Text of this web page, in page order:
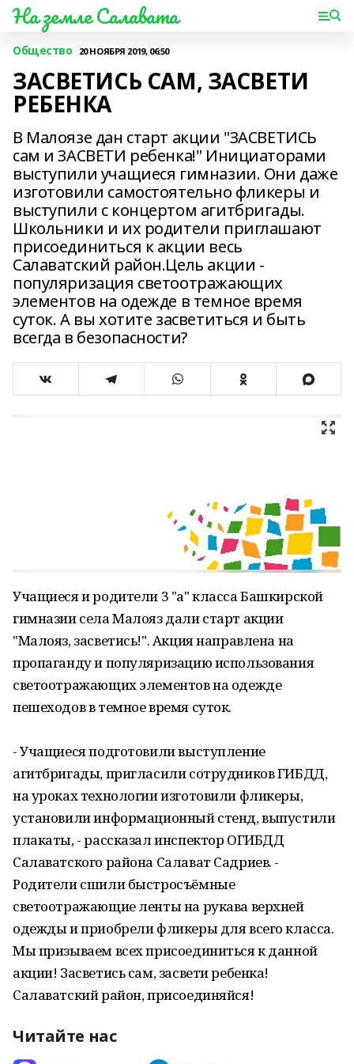
На земле Салавата
Общество 20 НОЯБРЯ 2019, 06:50
ЗАСВЕТИСЬ САМ, ЗАСВЕТИ
РЕБЕНКА
В Малоязе дан старт акции "ЗАСВЕТИСЬ
сам и ЗАСВЕТИ ребенка!" Инициаторами
выступили учащиеся гимназии. Они даже
изготовили самостоятельно фликеры и
выступили с концертом агитбригады.
Школьники и их родители приглашают
присоединиться к акции весь
Салаватский район.Цель акции -
популяризация светоотражающих
элементов на одежде в темное время
суток. А вы хотите засветиться и быть
всегда в безопасности?
Учащиеся и родители 3 "а" класса Башкирской
гимназии села Малояз дали старт акции
"Малояз, засветись!". Акция направлена на
пропаганду и популяризацию использования
светоотражающих элементов на одежде
пешеходов в темное время суток.
- Учащиеся подготовили выступление
агитбригады, пригласили сотрудников ГИБДД,
на уроках технологии изготовили фликеры,
установили информационный стенд, выпустили
плакаты, - рассказал инспектор ОГИБДД
Салаватского района Салават Садриев. -
Родители сшили быстросъёмные
светоотражающие ленты на рукава верхней
одежды и приобрели фликеры для всего класса.
Мы призываем всех присоединиться к данной
акции! ‌Засветись сам, засвети ребенка!
‌Салаватский район, присоединяйся!
Читайте нас